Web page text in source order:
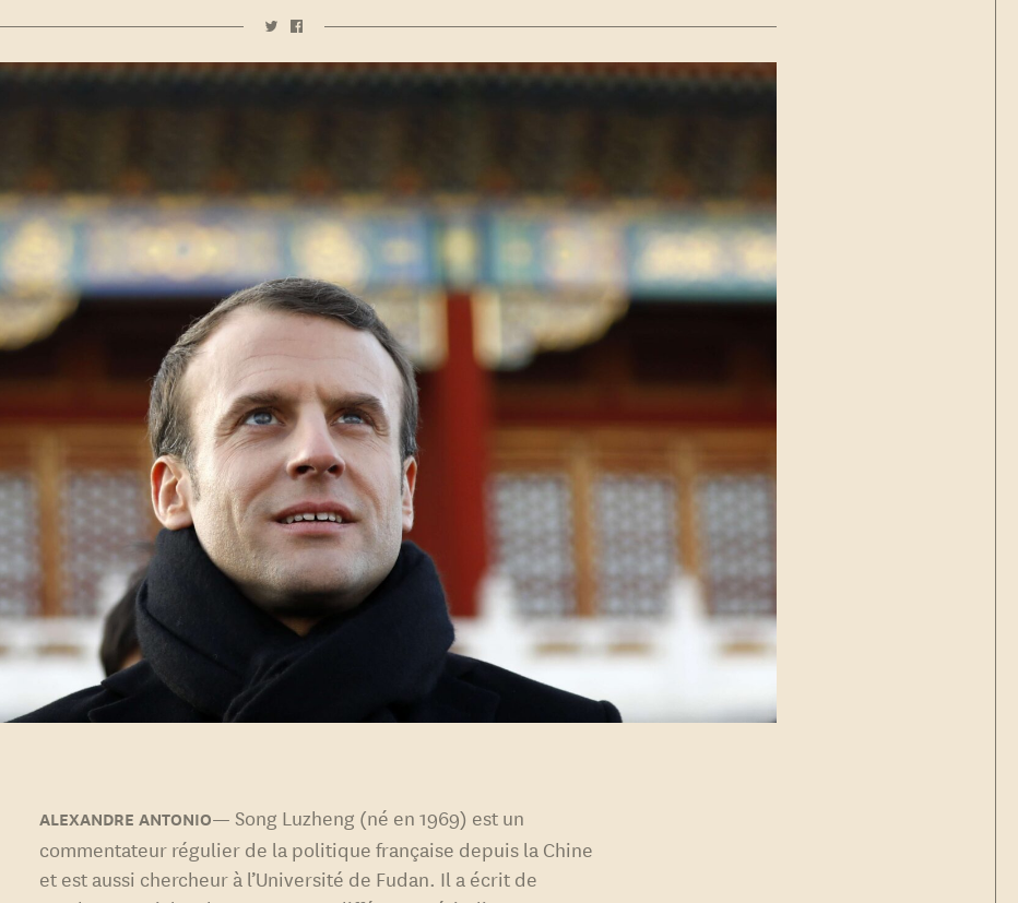
Song Luzheng (né en 1969) est un
commentateur régulier de la politique française depuis la Chine
et est aussi chercheur à l’Université de Fudan. Il a écrit de